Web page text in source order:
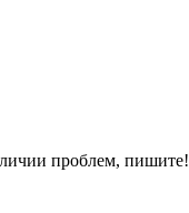
проблем, пишите!